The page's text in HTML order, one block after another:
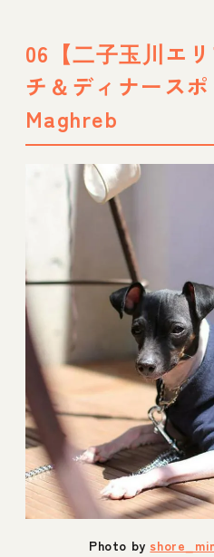
06【二子玉川エ
チ＆ディナース
Maghreb
Photo by